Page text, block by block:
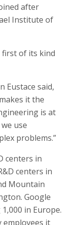
after
Institute of
first of its kind
Eustace said,
it the
is at
use
problems.”
centers in
centers in
Mountain
Google
in Europe.
employees it